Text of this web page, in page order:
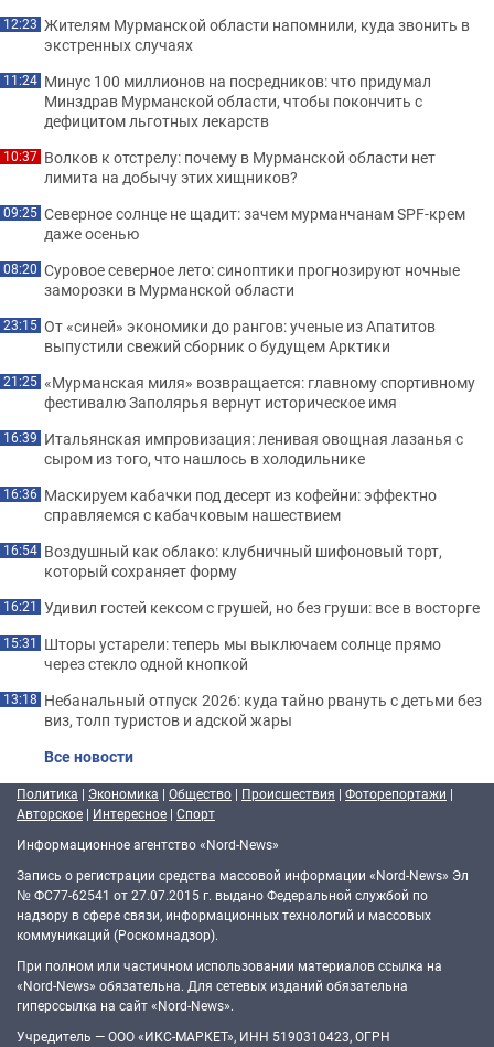
12:23 Жителям Мурманской области напомнили, куда звонить в
экстренных случаях
11:24 Минус 100 миллионов на посредников: что придумал
Минздрав Мурманской области, чтобы покончить с
дефицитом льготных лекарств
10:37 Волков к отстрелу: почему в Мурманской области нет
лимита на добычу этих хищников?
09:25 Северное солнце не щадит: зачем мурманчанам SPF-крем
даже осенью
08:20 Суровое северное лето: синоптики прогнозируют ночные
заморозки в Мурманской области
23:15 От «синей» экономики до рангов: ученые из Апатитов
выпустили свежий сборник о будущем Арктики
21:25 «Мурманская миля» возвращается: главному спортивному
фестивалю Заполярья вернут историческое имя
16:39 Итальянская импровизация: ленивая овощная лазанья с
сыром из того, что нашлось в холодильнике
16:36 Маскируем кабачки под десерт из кофейни: эффектно
справляемся с кабачковым нашествием
16:54 Воздушный как облако: клубничный шифоновый торт,
который сохраняет форму
16:21 Удивил гостей кексом с грушей, но без груши: все в восторге
15:31 Шторы устарели: теперь мы выключаем солнце прямо
через стекло одной кнопкой
13:18 Небанальный отпуск 2026: куда тайно рвануть с детьми без
виз, толп туристов и адской жары
Все новости
Политика | Экономика | Общество | Происшествия | Фоторепортажи |
Авторское | Интересное | Спорт
Информационное агентство «Nord-News»
Запись о регистрации средства массовой информации «Nord-News» Эл
№ ФС77-62541 от 27.07.2015 г. выдано Федеральной службой по
надзору в сфере связи, информационных технологий и массовых
коммуникаций (Роскомнадзор).
При полном или частичном использовании материалов ссылка на
«Nord-News» обязательна. Для сетевых изданий обязательна
гиперссылка на сайт «Nord-News».
Учредитель — ООО «ИКС-МАРКЕТ», ИНН 5190310423, ОГРН